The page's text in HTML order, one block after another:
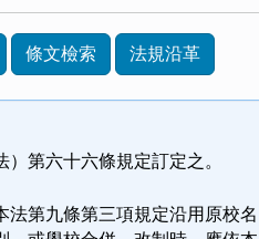
條文檢索 法規沿革
第六十六條規定訂定之。
法第九條第三項規定沿用原校名